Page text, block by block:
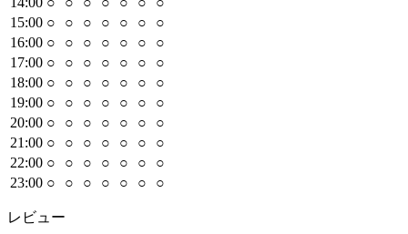
15:00 ○ ○ ○ ○ ○ ○
○
16:00 ○ ○ ○ ○ ○ ○
○
17:00 ○ ○ ○ ○ ○ ○
○
18:00 ○ ○ ○ ○ ○ ○
○
19:00 ○ ○ ○ ○ ○ ○
○
20:00 ○ ○ ○ ○ ○ ○
○
21 :00 ○ ○ ○ ○ ○ ○
○
22:00 ○ ○ ○ ○ ○ ○
○
23:00 ○ ○ ○ ○ ○ ○ ○
レビュー